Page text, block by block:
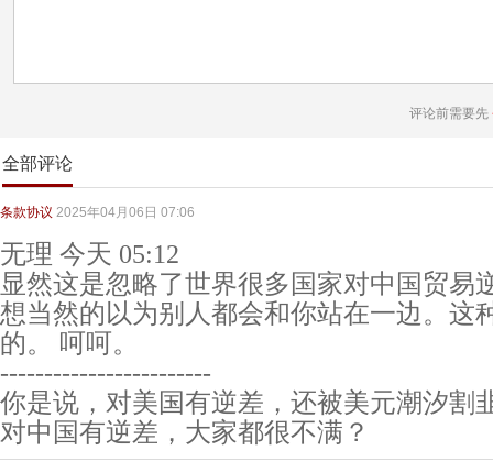
评论前需要先
全部评论
条款协议 2025年04月06日 07:06
无理 今天 05:12
显然这是忽略了世界很多国家对中国贸易
想当然的以为别人都会和你站在一边。这
的。 呵呵。
------------------------
你是说，对美国有逆差，还被美元潮汐割
对中国有逆差，大家都很不满？